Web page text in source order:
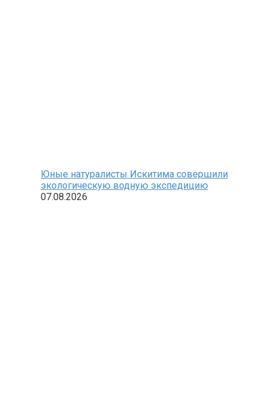
Юные натуралисты Искитима совершили
экологическую водную экспедицию
07.08.2026